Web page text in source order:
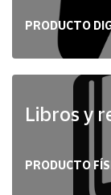
Península
Baleares
Melilla
PRODUCTO
Libros y
PRODUCTO